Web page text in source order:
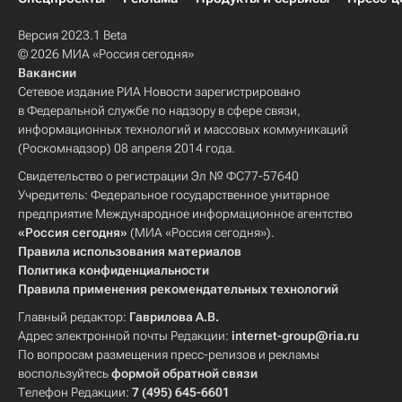
Версия 2023.1 Beta
© 2026 МИА «Россия сегодня»
Вакансии
Сетевое издание РИА Новости зарегистрировано
в Федеральной службе по надзору в сфере связи,
информационных технологий и массовых коммуникаций
(Роскомнадзор) 08 апреля 2014 года.
Свидетельство о регистрации Эл № ФС77-57640
Учредитель: Федеральное государственное унитарное
предприятие Международное информационное агентство
«Россия сегодня» (МИА «Россия сегодня»).
Правила использования материалов
Политика конфиденциальности
Правила применения рекомендательных технологий
Главный редактор: Гаврилова А.В.
Адрес электронной почты Редакции: internet-group@ria.ru
По вопросам размещения пресс-релизов и рекламы
воспользуйтесьформой обратной связи
Телефон Редакции: 7 (495) 645-6601